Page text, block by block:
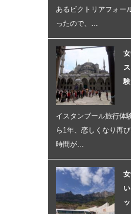
あるビクトリアフォー
ったので、…
験
イスタンブール旅行体
ら1年、恋しくなり再
時間が…